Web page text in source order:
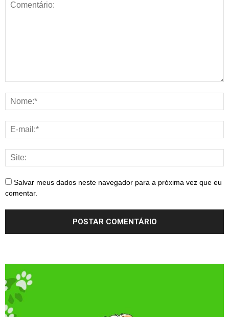
Salvar meus dados neste navegador para a próxima vez que eu
comentar.